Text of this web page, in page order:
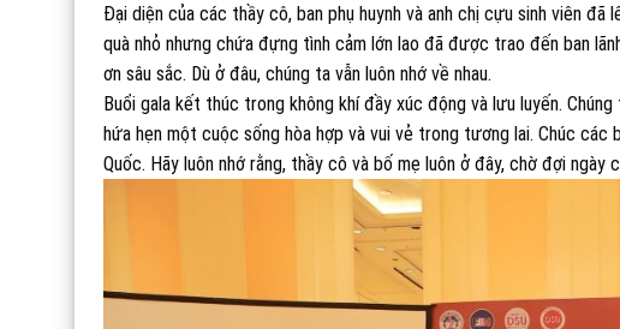
Đại diện của các thầy cô, ban phụ huynh và anh chị cựu sinh viên
quà nhỏ nhưng chứa đựng tình cảm lớn lao đã được trao đến ban
ơn sâu sắc. Dù ở đâu, chúng ta vẫn luôn nhớ về nhau.
Buổi gala kết thúc trong không khí đầy xúc động và lưu luyến.
hứa hẹn một cuộc sống hòa hợp và vui vẻ trong tương lai. Chúc
Quốc. Hãy luôn nhớ rằng, thầy cô và bố mẹ luôn ở đây, chờ đợi ngày